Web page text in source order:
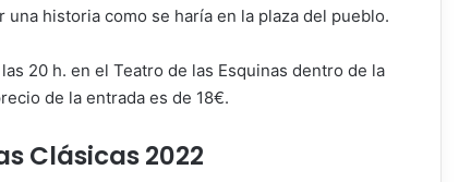
historia como se haría en la plaza del pueblo.
20 h. en el Teatro de las Esquinas dentro de la
de la entrada es de 18€.
Clásicas 2022